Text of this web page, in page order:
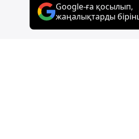
Google-ға қосылып,
жаңалықтарды